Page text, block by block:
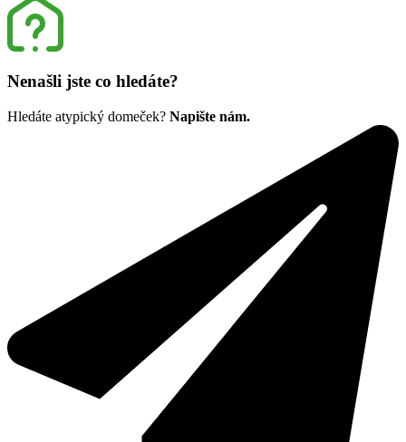
Nenašli jste co hledáte?
Hledáte atypický domeček? Napište nám.